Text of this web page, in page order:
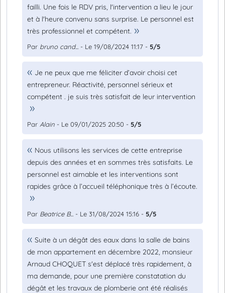
failli. Une fois le RDV pris, l'intervention a lieu le jour
et à l'heure convenu sans surprise. Le personnel est
très professionnel et compétent.
Par bruno cand... - Le 19/08/2024 11:17 - 5/5
Je ne peux que me féliciter d’avoir choisi cet
entrepreneur. Réactivité, personnel sérieux et
compétent . je suis très satisfait de leur intervention
Par Alain - Le 09/01/2025 20:50 - 5/5
Nous utilisons les services de cette entreprise
depuis des années et en sommes très satisfaits. Le
personnel est aimable et les interventions sont
rapides grâce à l’accueil téléphonique très à l’écoute.
Par Beatrice B... - Le 31/08/2024 15:16 - 5/5
Suite à un dégât des eaux dans la salle de bains
de mon appartement en décembre 2022, monsieur
Arnaud CHOQUET s'est déplacé très rapidement, à
ma demande, pour une première constatation du
dégât et les travaux de plomberie ont été réalisés